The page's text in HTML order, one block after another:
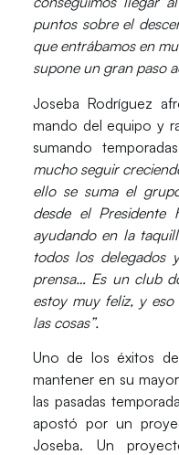
puntos sobre el
que entrábamos en
supone un gran paso
Joseba Rodríguez
mando del equipo y
sumando
mucho seguir
ello se suma el
desde el Presidente
ayudando en la
todos los delegados
prensa… Es un club
estoy muy feliz, y
las cosas”.
Uno de los éxitos
mantener en su
las pasadas
apostó por un
Joseba. Un